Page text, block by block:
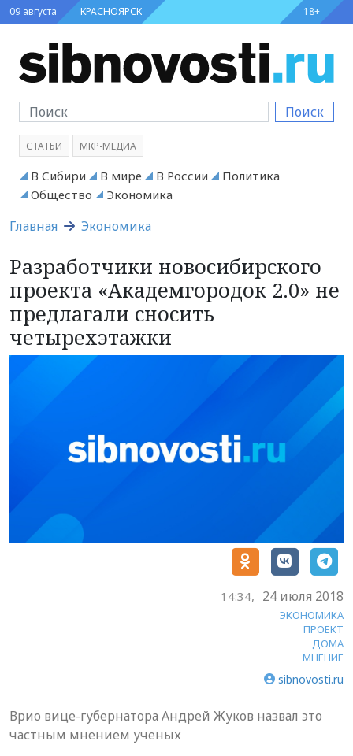
09 августа КРАСНОЯРСК 18+
Поиск
СТАТЬИ МКР-МЕДИА
В Сибири В мире В России
Политика
Общество
Экономика
Главная Экономика
Разработчики новосибирского
проекта «Академгородок 2.0» не
предлагали сносить
четырехэтажки
14:34, 24 июля 2018
ЭКОНОМИКА
ПРОЕКТ
ДОМА
МНЕНИЕ
sibnovosti.ru
Врио вице-губернатора Андрей Жуков назвал это
частным мнением ученых